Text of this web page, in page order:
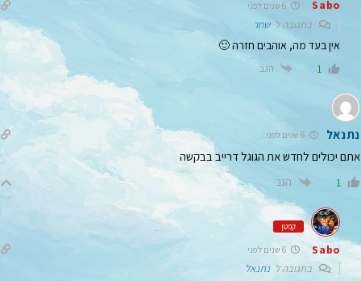
Sabo
בתגובה לשחר
אין בעד מה, אוהבים חזרה 🙂
1 הגב
נתנאל 6 שנים לפני
אתם יכולים לחדש את הגוגל דרייב בבקשה
1 הגב
קפטן
Sabo
בתגובה לנתנאל